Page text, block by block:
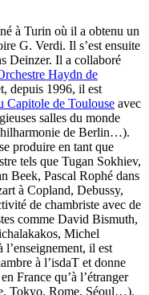
à Turin où il a obtenu un
G. Verdi. Il s’est ensuite
Deinzer. Il a collaboré
Haydn de
depuis 1996, il est
Capitole de Toulouse avec
salles du monde
de Berlin…).
produire en tant que
tels que Tugan Sokhiev,
Beek, Pascal Rophé dans
à Copland, Debussy,
de chambriste avec de
comme David Bismuth,
Michel
il est
à l’isdaT et donne
France qu’à l’étranger
Tokyo, Rome, Séoul…).